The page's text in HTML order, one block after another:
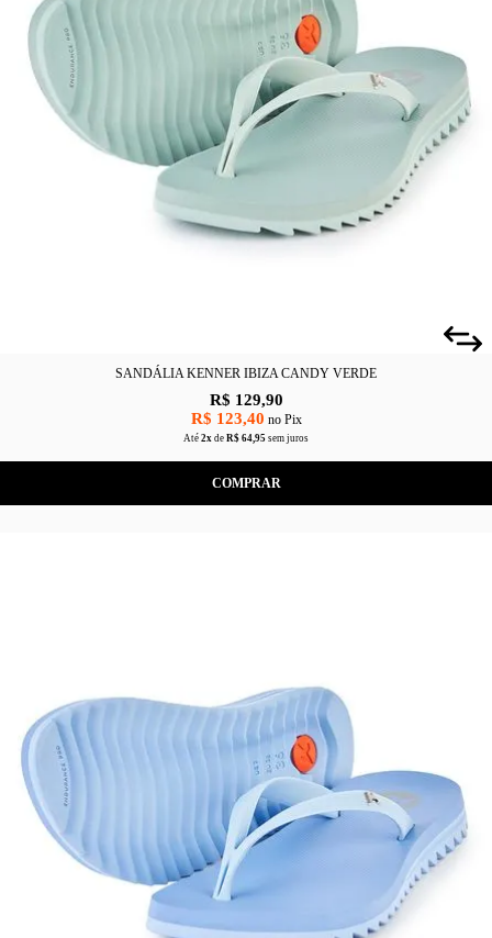
SANDÁLIA KENNER IBIZA CANDY VERDE
R$ 129,90
R$ 123,40 no Pix
Até 2x de R$ 64,95 sem juros
COMPRAR